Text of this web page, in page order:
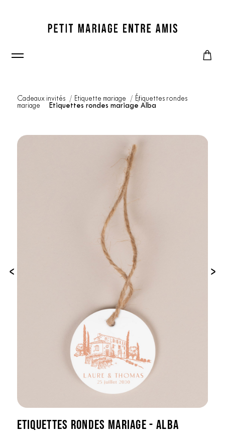
Cadeaux invités Etiquette mariage
Étiquettes rondes
mariage
Etiquettes rondes mariage Alba
‹ ›
ETIQUETTES RONDES MARIAGE - ALBA